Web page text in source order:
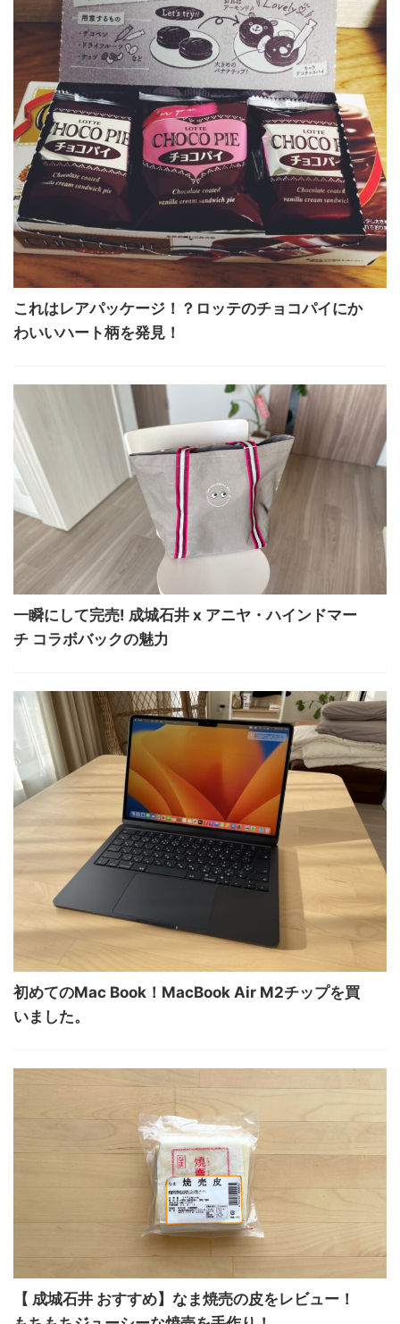
これはレアパッケージ！？ロッテのチョコパイにか
わいいハート柄を発見！
一瞬にして完売! 成城石井 x アニヤ・ハインドマー
チ コラボバックの魅力
初めてのMac Book！MacBook Air M2チップを買
いました。
【 成城石井 おすすめ】なま焼売の皮をレビュー！